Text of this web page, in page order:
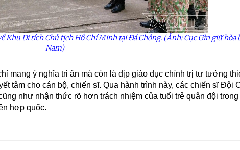
Khu Di tích Chủ tịch Hồ Chí Minh tại Đá Chông. (Ảnh: Cục Gìn giữ hòa
Nam)
mang ý nghĩa tri ân mà còn là dịp giáo dục chính trị tư tưởng
tâm cho cán bộ, chiến sĩ. Qua hành trình này, các chiến sĩ Đội
như nhận thức rõ hơn trách nhiệm của tuổi trẻ quân đội
hợp quốc.